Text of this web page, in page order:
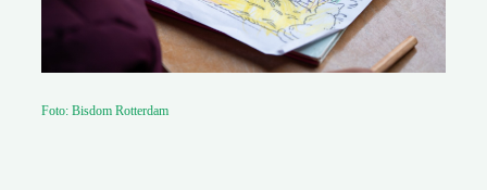
Foto: Bisdom Rotterdam